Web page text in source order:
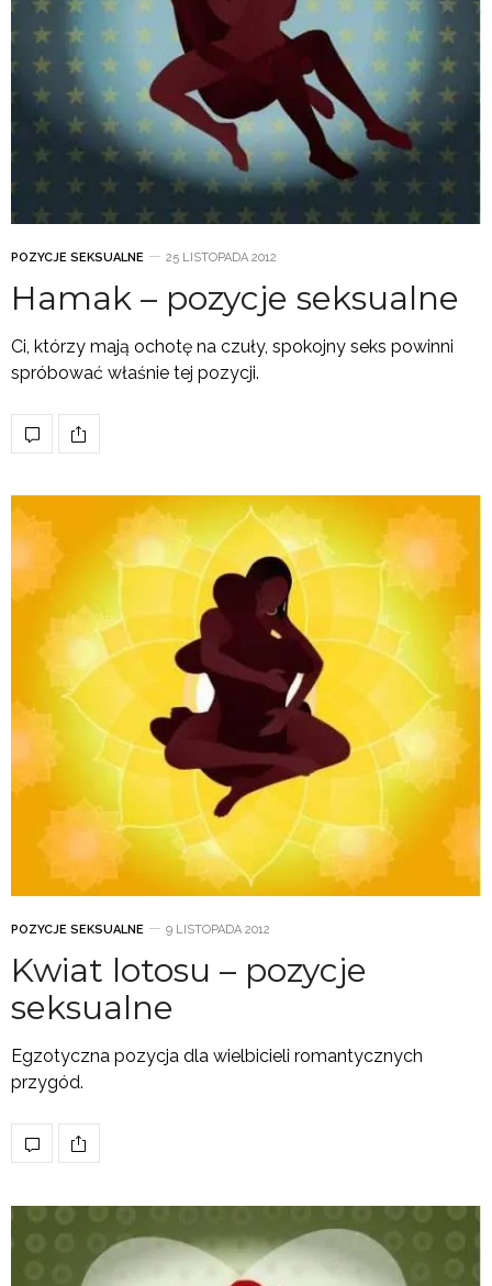
POZYCJE SEKSUALNE 25 LISTOPADA 2012
Hamak – pozycje seksualne
Ci, którzy mają ochotę na czuły, spokojny seks powinni
spróbować właśnie tej pozycji.
POZYCJE SEKSUALNE 9 LISTOPADA 2012
Kwiat lotosu – pozycje
seksualne
Egzotyczna pozycja dla wielbicieli romantycznych
przygód.